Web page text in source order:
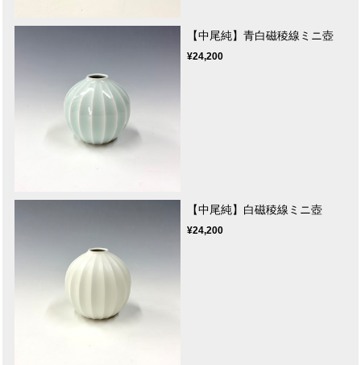
【中尾純】青白磁稜線ミニ壺
¥24,200
【中尾純】白磁稜線ミニ壺
¥24,200